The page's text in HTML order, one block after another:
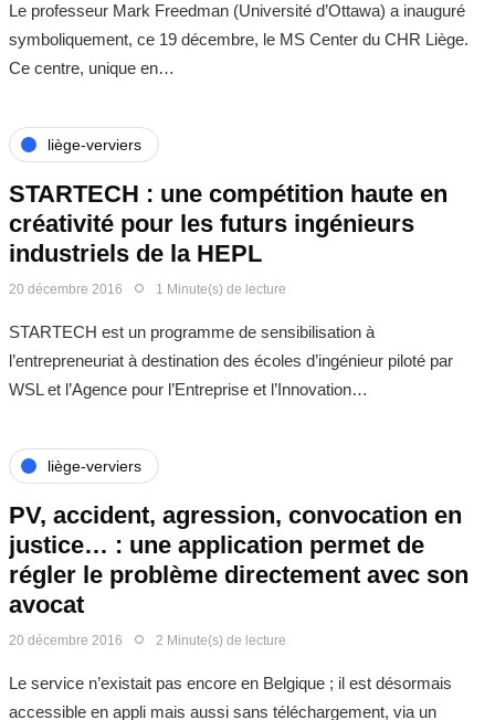
Le professeur Mark Freedman (Université d’Ottawa) a inauguré
symboliquement, ce 19 décembre, le MS Center du CHR Liège.
Ce centre, unique en…
liège-verviers
STARTECH : une compétition haute en
créativité pour les futurs ingénieurs
industriels de la HEPL
20 décembre 2016 1 Minute(s) de lecture
STARTECH est un programme de sensibilisation à
l’entrepreneuriat à destination des écoles d’ingénieur piloté par
WSL et l’Agence pour l’Entreprise et l’Innovation…
liège-verviers
PV, accident, agression, convocation en
justice… : une application permet de
régler le problème directement avec son
avocat
20 décembre 2016 2 Minute(s) de lecture
Le service n’existait pas encore en Belgique ; il est désormais
accessible en appli mais aussi sans téléchargement, via un